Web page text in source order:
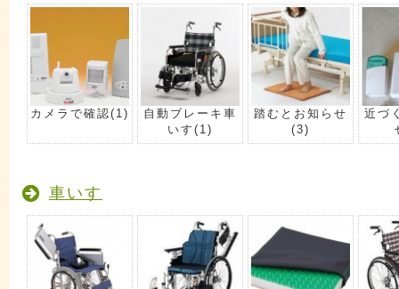
カメラで確認(1)
自動ブレーキ車
いす (1)
踏むとお知らせ
(3)
近づ
車いす